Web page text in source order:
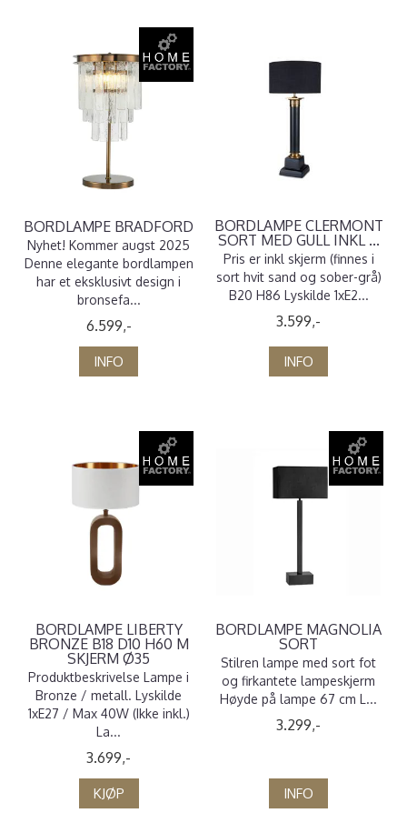
BORDLAMPE BRADFORD
Nyhet! Kommer augst 2025
Denne elegante bordlampen
har et eksklusivt design i
bronsefa...
6.599,-
INFO
BORDLAMPE CLERMONT
SORT MED GULL INKL ...
Pris er inkl skjerm (finnes i
sort hvit sand og sober-grå)
B20 H86 Lyskilde 1xE2...
3.599,-
INFO
BORDLAMPE LIBERTY
BRONZE B18 D10 H60 M
SKJERM Ø35
Produktbeskrivelse Lampe i
Bronze / metall. Lyskilde
1xE27 / Max 40W (Ikke inkl.)
La...
3.699,-
KJØP
BORDLAMPE MAGNOLIA
SORT
Stilren lampe med sort fot
og firkantete lampeskjerm
Høyde på lampe 67 cm L...
3.299,-
INFO